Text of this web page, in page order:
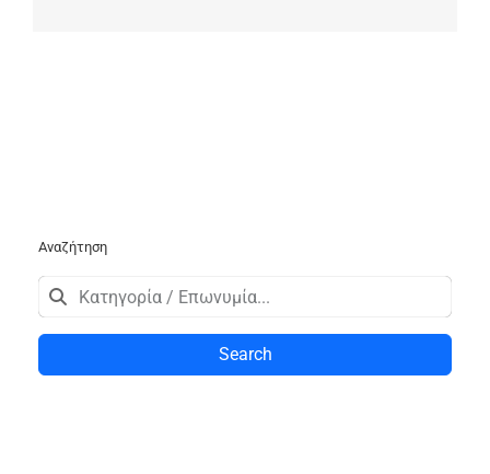
Αναζήτηση
Search